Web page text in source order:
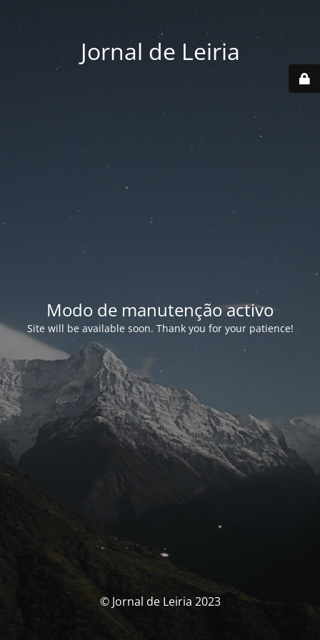
Jornal de Leiria
Modo de manutenção activo
Site will be available soon. Thank you for your patience!
© Jornal de Leiria 2023